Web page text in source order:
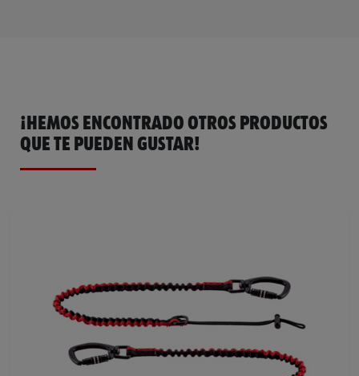
¡HEMOS ENCONTRADO OTROS PRODUCTOS
QUE TE PUEDEN GUSTAR!